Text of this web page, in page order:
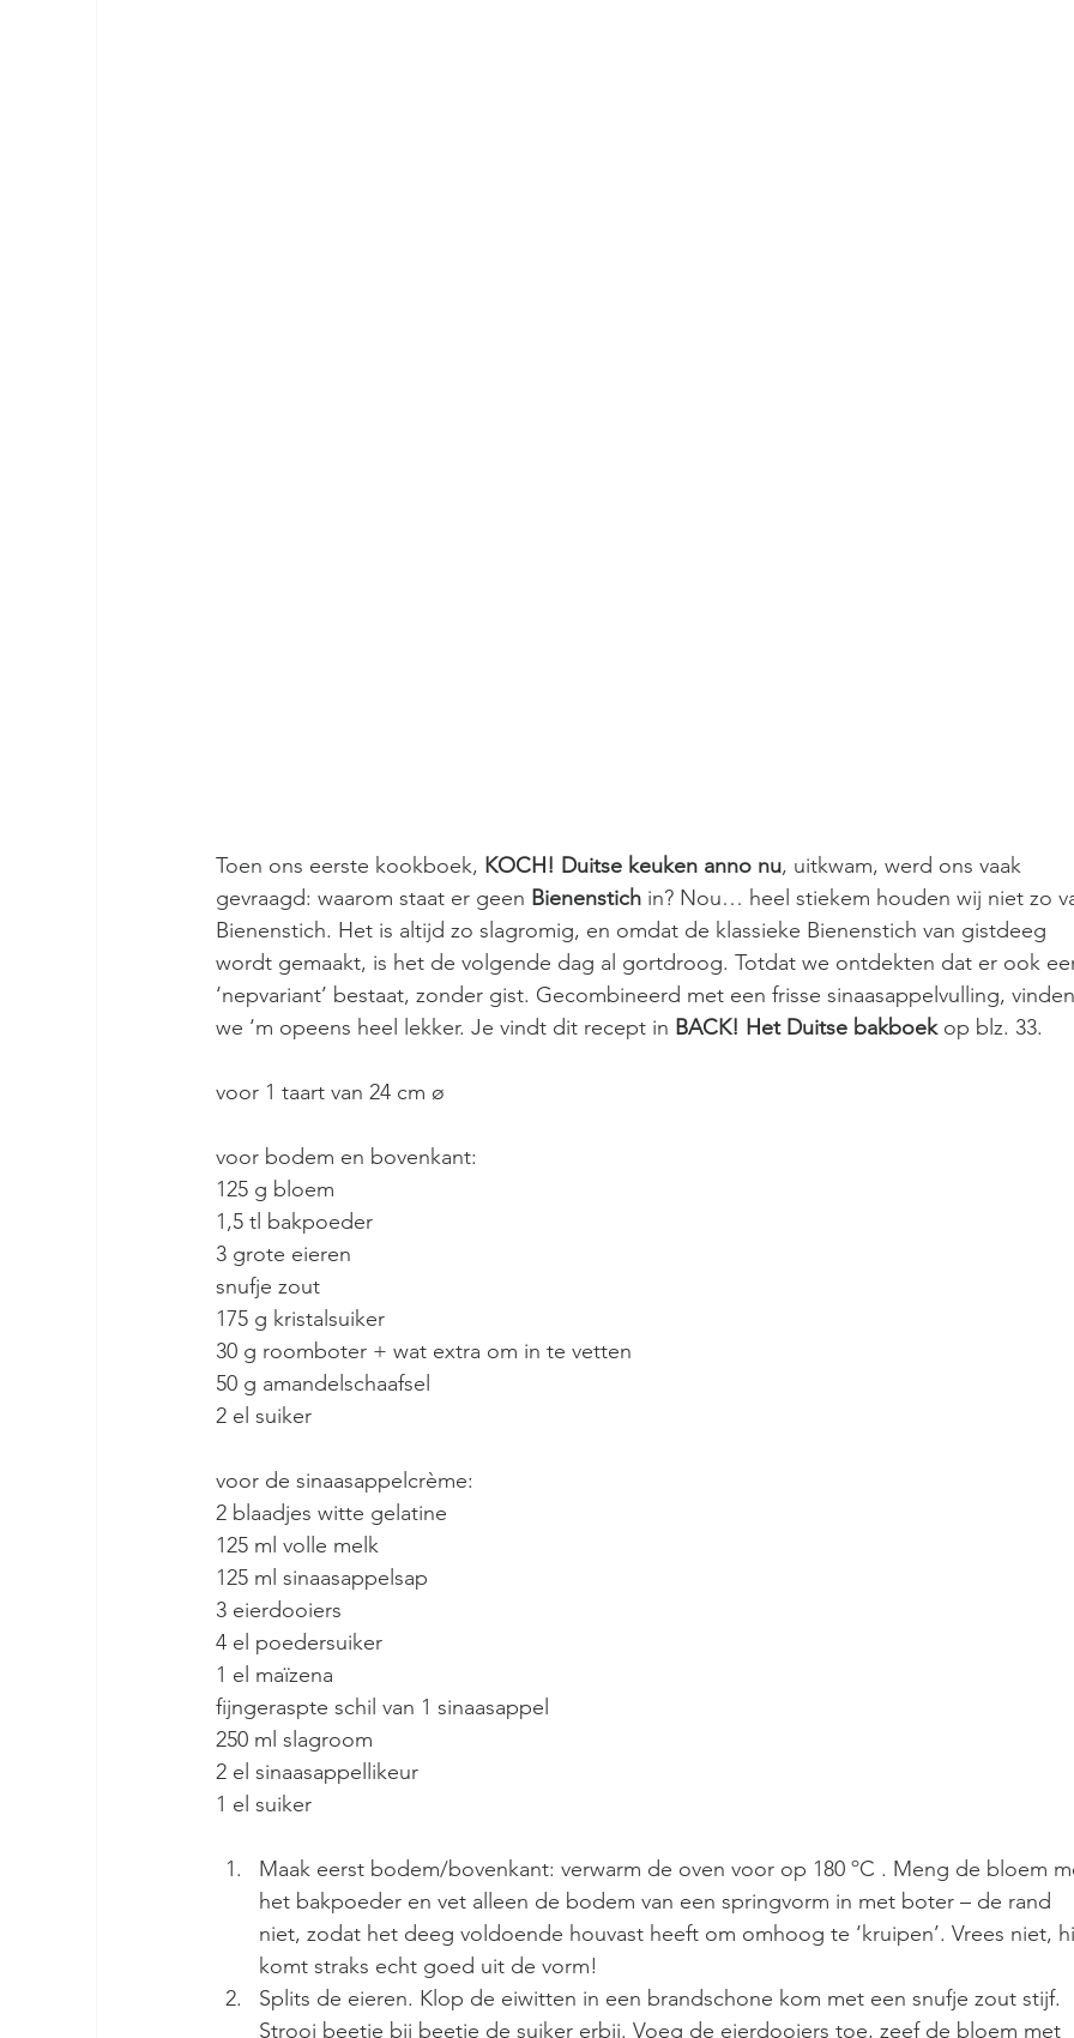
Toen ons eerste kookboek, KOCH! Duitse keuken anno nu, uitkwam, werd ons vaak
gevraagd: waarom staat er geen Bienenstich in? Nou… heel stiekem houden wij niet zo
Bienenstich. Het is altijd zo slagromig, en omdat de klassieke Bienenstich van gistdeeg
wordt gemaakt, is het de volgende dag al gortdroog. Totdat we ontdekten dat er ook
‘nepvariant’ bestaat, zonder gist. Gecombineerd met een frisse sinaasappelvulling, vinden
we ‘m opeens heel lekker. Je vindt dit recept in BACK! Het Duitse bakboek op blz. 33.
voor 1 taart van 24 cm ø
voor bodem en bovenkant:
125 g bloem
1,5 tl bakpoeder
3 grote eieren
snufje zout
175 g kristalsuiker
30 g roomboter + wat extra om in te vetten
50 g amandelschaafsel
2 el suiker
voor de sinaasappelcrème:
2 blaadjes witte gelatine
125 ml volle melk
125 ml sinaasappelsap
3 eierdooiers
4 el poedersuiker
1 el maïzena
fijngeraspte schil van 1 sinaasappel
250 ml slagroom
2 el sinaasappellikeur
1 el suiker
Maak eerst bodem/bovenkant: verwarm de oven voor op 180 ºC . Meng de bloem
het bakpoeder en vet alleen de bodem van een springvorm in met boter – de rand
niet, zodat het deeg voldoende houvast heeft om omhoog te ‘kruipen’. Vrees niet,
komt straks echt goed uit de vorm!
Splits de eieren. Klop de eiwitten in een brandschone kom met een snufje zout stijf.
Strooi beetje bij beetje de suiker erbij. Voeg de eierdooiers toe, zeef de bloem met